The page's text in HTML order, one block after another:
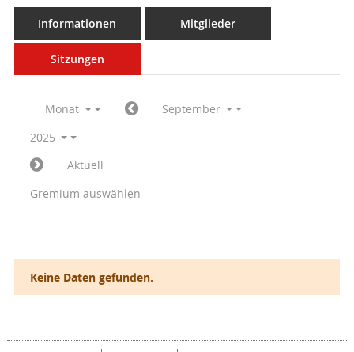
Informationen Mitglieder
Sitzungen
Monat
September
2025
Aktuell
Gremium auswählen
Keine Daten gefunden.